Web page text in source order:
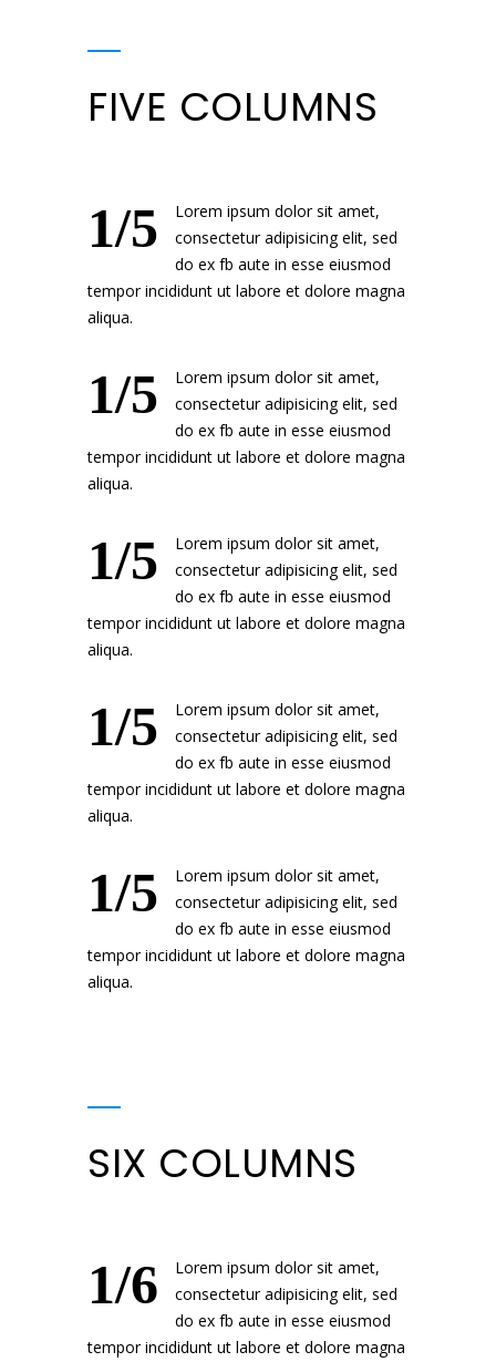
FIVE COLUMNS
1/5
Lorem ipsum dolor sit amet,
consectetur adipisicing elit, sed
do ex fb aute in esse eiusmod
tempor incididunt ut labore et dolore magna
aliqua.
1/5
Lorem ipsum dolor sit amet,
consectetur adipisicing elit, sed
do ex fb aute in esse eiusmod
tempor incididunt ut labore et dolore magna
aliqua.
1/5
Lorem ipsum dolor sit amet,
consectetur adipisicing elit, sed
do ex fb aute in esse eiusmod
tempor incididunt ut labore et dolore magna
aliqua.
1/5
Lorem ipsum dolor sit amet,
consectetur adipisicing elit, sed
do ex fb aute in esse eiusmod
tempor incididunt ut labore et dolore magna
aliqua.
1/5
Lorem ipsum dolor sit amet,
consectetur adipisicing elit, sed
do ex fb aute in esse eiusmod
tempor incididunt ut labore et dolore magna
aliqua.
SIX COLUMNS
1/6
Lorem ipsum dolor sit amet,
consectetur adipisicing elit, sed
do ex fb aute in esse eiusmod
tempor incididunt ut labore et dolore magna